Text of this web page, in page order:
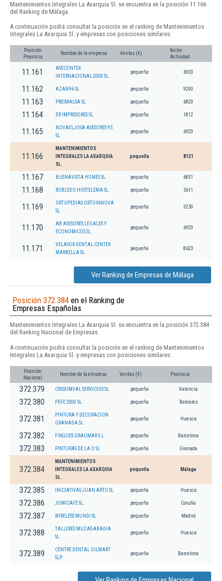
Mantenimientos Integrales La Axarquia Sl. se encuentra en la posición 11.166
del Ranking de Málaga.
A continuación podrá consultar la posición en el ranking de Mantenimientos
Integrales La Axarquia Sl. y empresas con posiciones similares:
Posición
Provincia
Nombre de la empresa Ventas (€)
Sector
Actividad
11.161
ASECONTEX
INTERNACIONAL 2000 SL.
pequeña 6920
11.162 AZAR-96 SL pequeña 9200
11.163 PREIMALSA SL pequeña 6820
11.164 DR IMPRESORES SL. pequeña 1812
11.165
NOVAELJOSA ASESORES 95
SL
pequeña 6920
11.166
MANTENIMIENTOS
INTEGRALES LA AXARQUIA
SL.
pequeña 8121
11.167 BUENAVISTA HOMES SL. pequeña 6831
11.168 ROBLEDO HOSTELERIA SL. pequeña 5611
11.169
ORTOPEDIAS ORTOINNOVA
SL.
pequeña 3250
11.170
AB ASESORES LEGALES Y
ECONOMICOS SL.
pequeña 6920
11.171
VELASOR DENTAL CENTER
MARBELLA SL.
pequeña 8623
Ver Ranking de Empresas de Málaga
Posición 372.384 en el Ranking de
Empresas Españolas
Mantenimientos Integrales La Axarquia Sl. se encuentra en la posición 372.384
del Ranking Nacional de Empresas.
A continuación podrá consultar la posición en el ranking de Mantenimientos
Integrales La Axarquia Sl. y empresas con posiciones similares:
Posición
Nacional
Nombre de la empresa Ventas (€) Provincia
372.379 CRISXIMVAL SERVICIOS SL pequeña Valencia
372.380 PEFE 2000 SL pequeña Baleares
372.381
PINTURA Y DECORACION
GRANADA SL
pequeña Huesca
372.382 FINQUES GRAUMAR S.L. pequeña Barcelona
372.383 PINTURAS DE LA O SL pequeña Granada
372.384
MANTENIMIENTOS
INTEGRALES LA AXARQUIA
SL.
pequeña Málaga
372.385 INICIATIVAS JUAN ARTO SL pequeña Huesca
372.386 JOMICAFE SL. pequeña Coruña
372.387 WIRELESS MUNDI SL pequeña Madrid
372.388
TALLERES MUZAS-ABADIA
SL
pequeña Huesca
372.389
CENTRE DENTAL GILMART
SLP
pequeña Barcelona